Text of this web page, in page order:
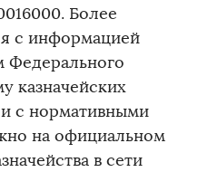
Более
с информацией
Федерального
казначейских
с нормативными
на официальном
в сети